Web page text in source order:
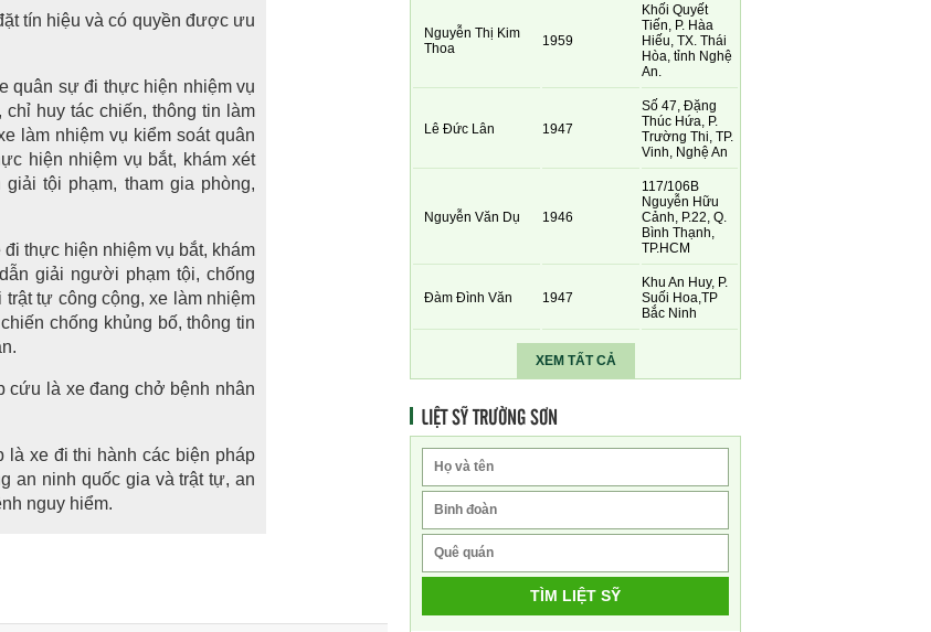
tín hiệu và có quyền được ưu
quân sự đi thực hiện nhiệm vụ
huy tác chiến, thông tin làm
làm nhiệm vụ kiểm soát quân
hiện nhiệm vụ bắt, khám xét
tội phạm, tham gia phòng,
thực hiện nhiệm vụ bắt, khám
giải người phạm tội, chống
tự công cộng, xe làm nhiệm
chống khủng bố, thông tin
cứu là xe đang chở bệnh nhân
là xe đi thi hành các biện pháp
an ninh quốc gia và trật tự, an
nguy hiểm.
Nguyễn Thị Kim
Thoa
1959
Khối Quyết
Tiến, P. Hàa
Hiếu, TX. Thái
Hòa, tỉnh Nghệ
An.
Lê Đức Lân 1947
Số 47, Đặng
Thúc Hứa, P.
Trường Thi, TP.
Vinh, Nghệ An
Nguyễn Văn Dụ 1946
117/106B
Nguyễn Hữu
Cảnh, P.22, Q.
Bình Thạnh,
TP.HCM
Đàm Đình Văn 1947
Khu An Huy, P.
Suối Hoa,TP
Bắc Ninh
XEM TẤT CẢ
LIỆT SỸ TRƯỜNG SƠN
TÌM LIỆT SỸ